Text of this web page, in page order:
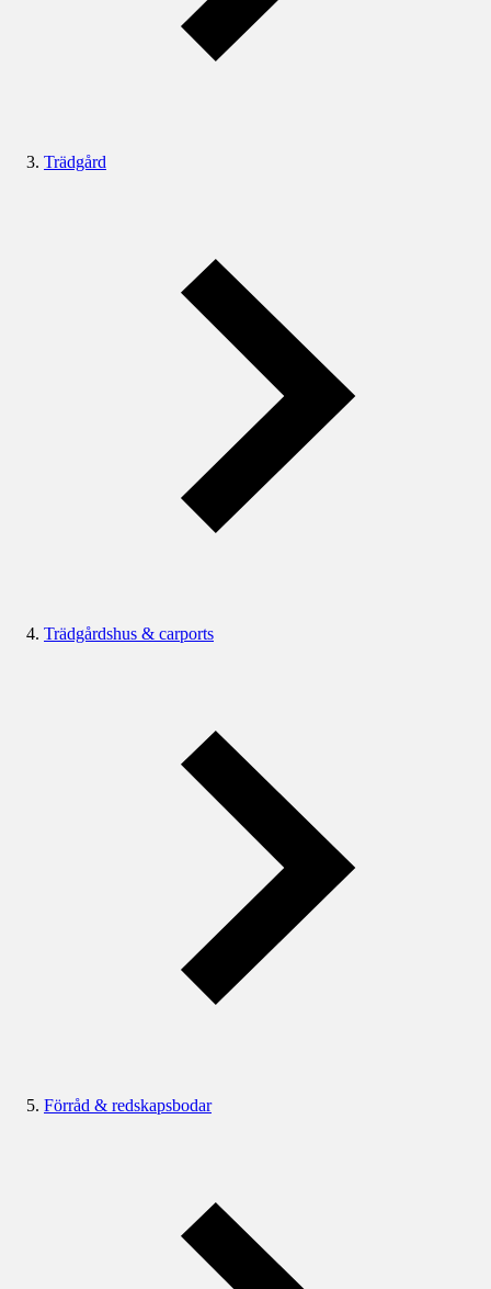
Trädgård
Trädgårdshus & carports
Förråd & redskapsbodar